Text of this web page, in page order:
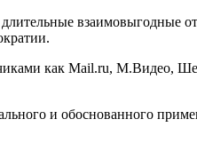
взаимовыгодные
как Mail.ru, М.Видео,
и обоснованного